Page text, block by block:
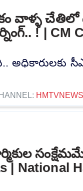
వాళ్ళ చేతిలో
! | CM
HMTVNEWS
సంక్షేమమే
| National